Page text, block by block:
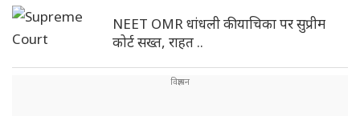
NEET OMR धांधली की याचिका पर सुप्रीम
कोर्ट सख्त, राहत ..